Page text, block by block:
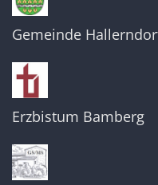
Gemeinde
Erzbistum Bamberg